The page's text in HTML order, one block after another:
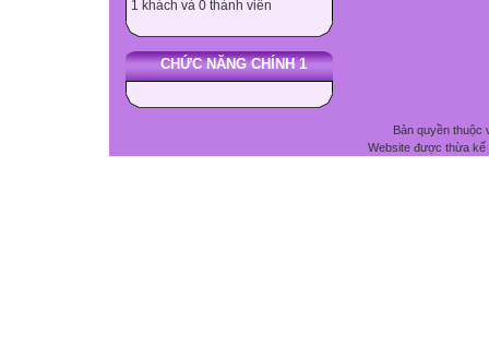
1 khách và 0 thành viên
CHỨC NĂNG CHÍNH 1
Bản quyền thuộc
Website được thừa